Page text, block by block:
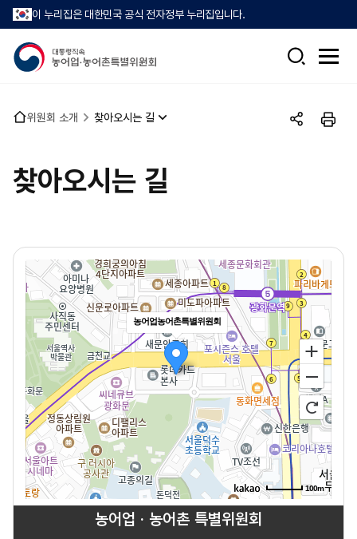
이 누리집은 대한민국 공식 전자정부 누리집입니다.
검
전
뉴
열
홈 위원회 소개 찾아오시는 길
공
인
찾아오시는 길
농어업농어촌특별위원회
100m
농어업 · 농어촌 특별위원회